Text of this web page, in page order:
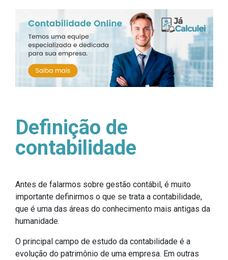
Definição de
contabilidade
Antes de falarmos sobre gestão contábil, é muito
importante definirmos o que se trata a contabilidade,
que é uma das áreas do conhecimento mais antigas da
humanidade.
O principal campo de estudo da contabilidade é a
evolução do patrimônio de uma empresa. Em outras